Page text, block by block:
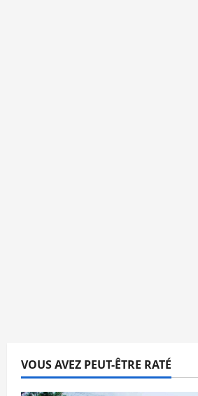
VOUS AVEZ PEUT-ÊTRE RATÉ